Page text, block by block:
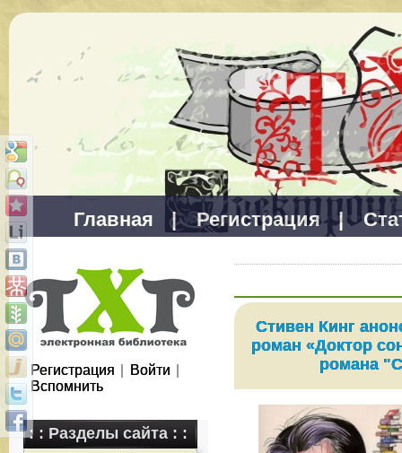
Главная | Регистрация |
Регистрация Войти
Вспомнить
: : Разделы сайта : :
Стивен Кинг
роман «Доктор
романа